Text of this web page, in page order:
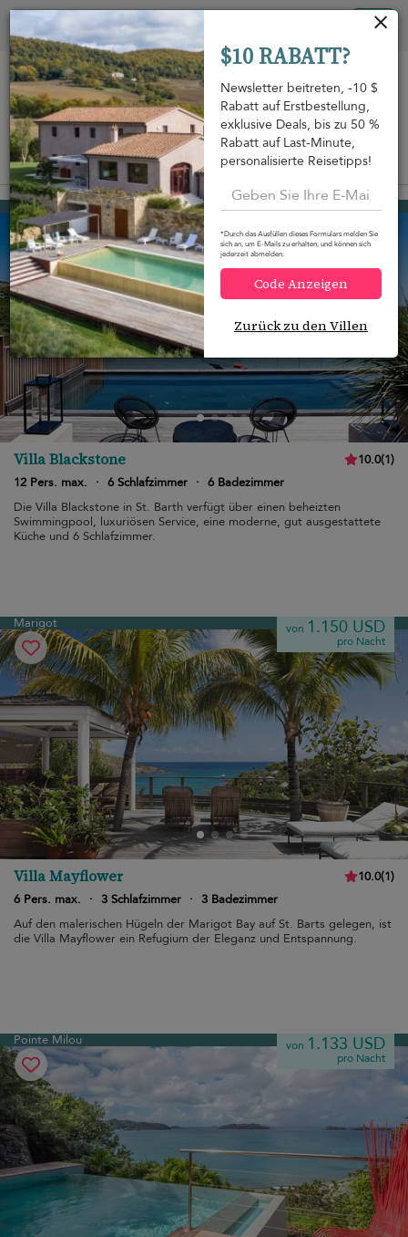
Auf der Karte anzeigen
Marigot von3.614 USD
Villa Blackstone 10.0(1)
12 Pers. max.
· 6 Schlafzimmer · 6 Badezimmer
Die Villa Blackstone in St. Barth verfügt über einen beheizten
Swimmingpool, luxuriösen Service, eine moderne, gut ausgestattete
Küche und 6 Schlafzimmer.
Marigot von 1.150 USD
pro Nacht
Villa Mayflower 10.0(1)
6 Pers. max.
· 3 Schlafzimmer · 3 Badezimmer
Auf den malerischen Hügeln der Marigot Bay auf St. Barts gelegen, ist
die Villa Mayflower ein Refugium der Eleganz und Entspannung.
Pointe Milou von 1.133 USD
pro Nacht
$10 RABATT?
Newsletter beitreten, -10 $
Rabatt auf Erstbestellung,
exklusive Deals, bis zu 50 %
Rabatt auf Last-Minute,
personalisierte Reisetipps!
*Durch das Ausfüllen dieses Formulars melden Sie
sich an, um E-Mails zu erhalten, und können sich
jederzeit abmelden.
Code Anzeigen
Zurück zu den Villen
Cookie-Einstellungen